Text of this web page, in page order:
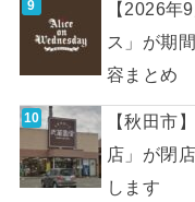
【2026年
ス」が期
容まとめ
【秋田市
店」が閉
します